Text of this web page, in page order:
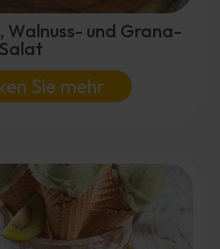
Walnuss- und Grana-
Salat
Sie mehr